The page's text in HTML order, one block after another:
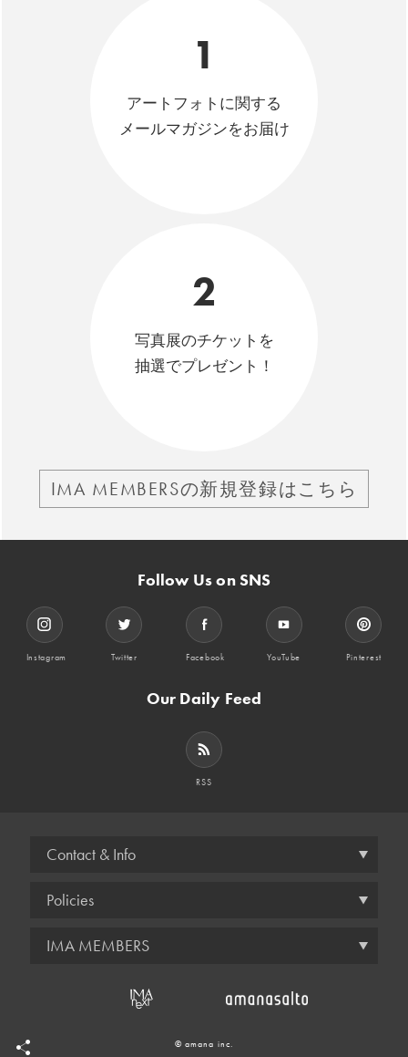
1
アートフォトに関する
メールマガジンをお届け
2
写真展のチケットを
抽選でプレゼント！
IMA MEMBERSの新規登録はこちら
Follow Us on SNS
Instagram Twitter Facebook YouTube Pinterest
Our Daily Feed
RSS
Contact & Info
Policies
IMA MEMBERS
© amana inc.